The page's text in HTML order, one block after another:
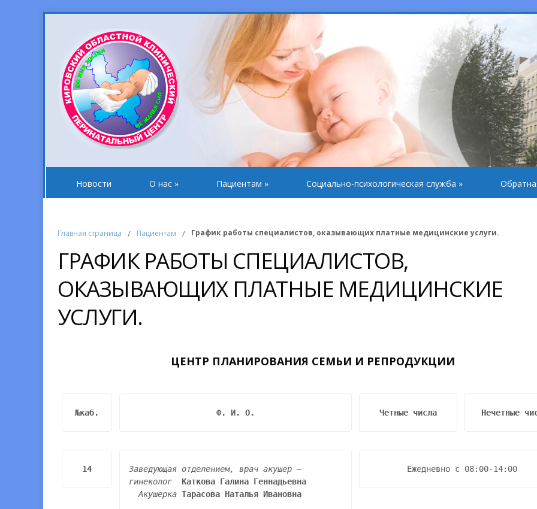
Новости О нас » Пациентам » Социально-психологическая служба »
Главная страница / Пациентам / График работы специалистов, оказывающих платные медицинские услуги.
ГРАФИК РАБОТЫ СПЕЦИАЛИСТОВ,
ОКАЗЫВАЮЩИХ ПЛАТНЫЕ МЕДИЦИНСКИЕ
УСЛУГИ.
ЦЕНТР ПЛАНИРОВАНИЯ СЕМЬИ И РЕПРОДУКЦИИ
№каб. Ф. И. О. Четные числа Нечетные
14
Заведующая отделением, врач акушер –
гинеколог Каткова Галина Геннадьевна
Акушерка Тарасова Наталья Ивановна
Ежедневно с 08:00-14:00